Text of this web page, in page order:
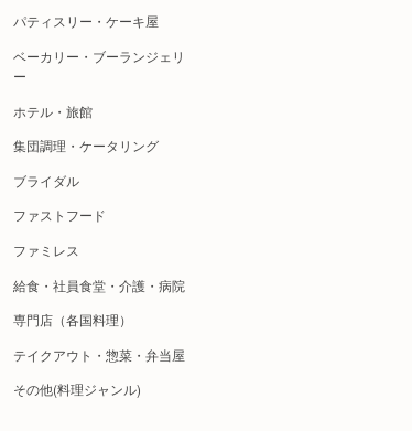
パティスリー・ケーキ屋
ベーカリー・ブーランジェリ
ー
ホテル・旅館
集団調理・ケータリング
ブライダル
ファストフード
ファミレス
給食・社員食堂・介護・病院
専門店（各国料理）
テイクアウト・惣菜・弁当屋
その他(料理ジャンル)